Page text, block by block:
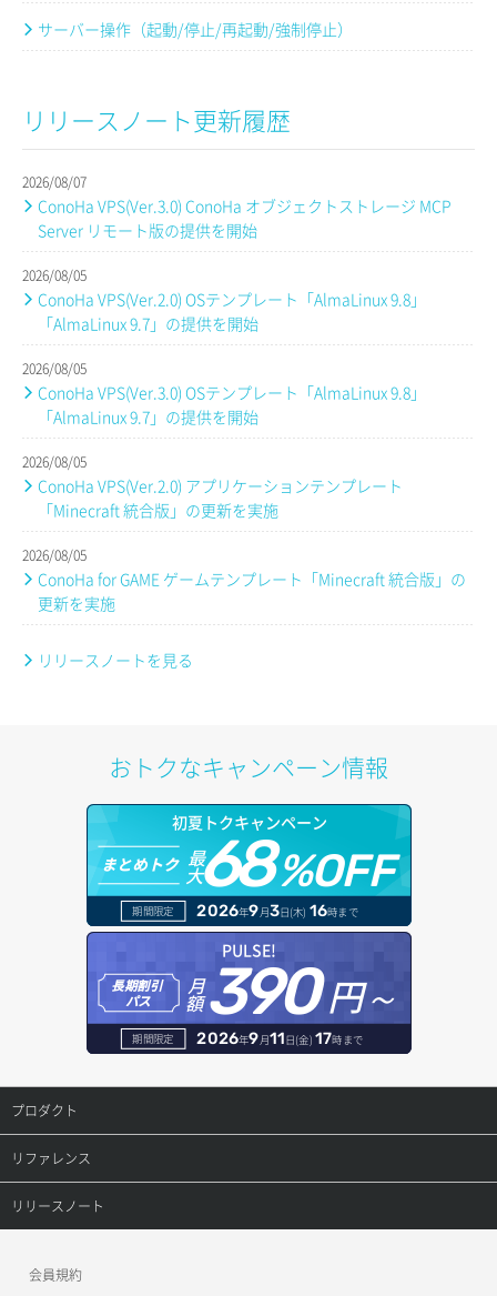
サーバー操作（起動/停止/再起動/強制停止）
リリースノート更新履歴
2026/08/07
ConoHa VPS(Ver.3.0) ConoHa オブジェクトストレージ MCP
Server リモート版の提供を開始
2026/08/05
ConoHa VPS(Ver.2.0) OSテンプレート「AlmaLinux 9.8」
「AlmaLinux 9.7」の提供を開始
2026/08/05
ConoHa VPS(Ver.3.0) OSテンプレート「AlmaLinux 9.8」
「AlmaLinux 9.7」の提供を開始
2026/08/05
ConoHa VPS(Ver.2.0) アプリケーションテンプレート
「Minecraft 統合版」の更新を実施
2026/08/05
ConoHa for GAME ゲームテンプレート「Minecraft 統合版」の
更新を実施
リリースノートを見る
おトクなキャンペーン情報
初夏トクキャンペーン
まとめトク 最
大68%OFF
期間限定 2026年9月3日(木) 16時まで
PULSE!
長期割引
パス
月
額390円～
期間限定 2026年9月11日(金) 17時まで
プロダクト
プロダクトトップ
ConoHa VPS(Ver.3.0)
ConoHa for GAME
リファレンス
リファレンストップ
リリースノート
会員規約